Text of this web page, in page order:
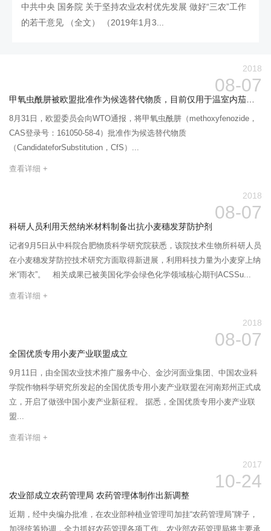
中共中央 国务院 关于坚持农业农村优先发展 做好“三农”工作
的若干意见 （全文） （2019年1月3...
2018
08-07
8月31日，欧盟委员会向WTO通报，将甲氧虫酰肼（methoxyfenozide，
CAS登录号：161050-58-4）批准作为候选替代物质
（CandidateforSubstitution，CfS）...
查看详细 +
2018
08-07
科研人员利用天然纳米材料制备出抗小麦穗发芽防护剂
记者9月5日从中科院合肥物质科学研究院获悉，该院技术生物所科研人员
在小麦穗发芽防控技术研究方面取得新进展，利用科技力量为小麦穿上纳
米“雨衣”。 相关成果已被美国化学会绿色化学领域核心期刊ACSSu...
查看详细 +
2018
08-07
全国优质专用小麦产业联盟成立
9月11日，由全国农业技术推广服务中心、金沙河面业集团、中国农业科
学院作物科学研究所发起的全国优质专用小麦产业联盟在河南郑州正式成
立，开启了做强中国小麦产业新征程。 据悉，全国优质专用小麦产业联
盟...
查看详细 +
2017
10-24
农业部成立农药管理局 农药管理体制作出新调整
近期，经中央编办批准，在农业部种植业管理司加挂“农药管理局”牌子，
加强统筹协调，全力抓好农药管理各项工作。农业部农药管理局将主要承